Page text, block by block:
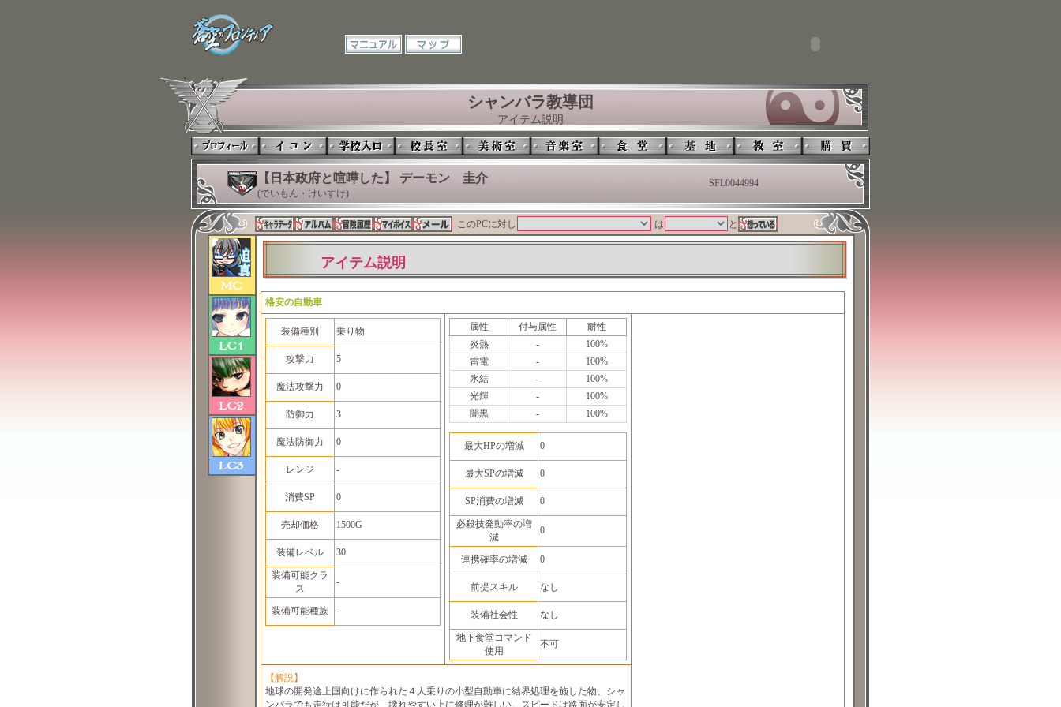
シャンバラ教導団
アイテム説明
【日本政府と喧嘩した】 デーモン 圭介
(でいもん・けいすけ)
SFL0044994
このPCに対し は と
アイテム説明
格安の自動車
装備種別 乗り物
攻撃力 5
魔法攻撃力 0
防御力 3
魔法防御力 0
レンジ -
消費SP 0
売却価格 1500G
装備レベル 30
装備可能クラ
ス
-
装備可能種族 -
属性 付与属性
耐性
炎熱
-
100%
雷電
-
100%
氷結
-
100%
光輝
-
100%
闇黒
- 100%
最大HPの増減 0
最大SPの増減 0
SP消費の増減 0
必殺技発動率の増
減
0
連携確率の増減 0
前提スキル なし
装備社会性 なし
地下食堂コマンド
使用
不可
【解説】
地球の開発途上国向けに作られた４人乗りの小型自動車に結界処理を施した物。シャ
ンバラでも走行は可能だが、壊れやすい上に修理が難しい。スピードは路面が安定し